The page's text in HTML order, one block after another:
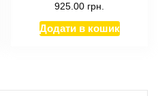
925.00 грн.
Додати в кошик